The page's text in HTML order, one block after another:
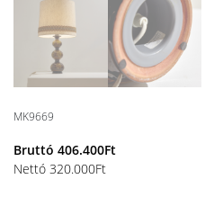
MK9669
Bruttó 406.400Ft
Nettó 320.000Ft